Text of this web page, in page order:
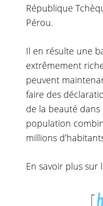
République
Pérou.
Il en résulte une
extrêmement
peuvent
faire des
de la beauté dans
population
millions
En savoir plus sur